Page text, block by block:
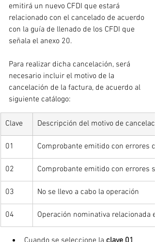
emitirá un nuevo CFDI que estará
relacionado con el cancelado de acuerdo
con la guía de llenado de los CFDI que
señala el anexo 20.
Para realizar dicha cancelación, será
necesario incluir el motivo de la
cancelación de la factura, de acuerdo al
siguiente catálogo:
Clave Descripción del motivo de
01 Comprobante emitido con errores
02 Comprobante emitido con errores
03 No se llevo a cabo la operación
04 Operación nominativa relacionada